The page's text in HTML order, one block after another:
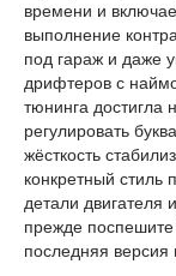
времени и
выполнение
под гараж и даже
дрифтеров с
тюнинга достигла
регулировать
жёсткость
конкретный стиль
детали двигателя
прежде поспешите
последняя версия